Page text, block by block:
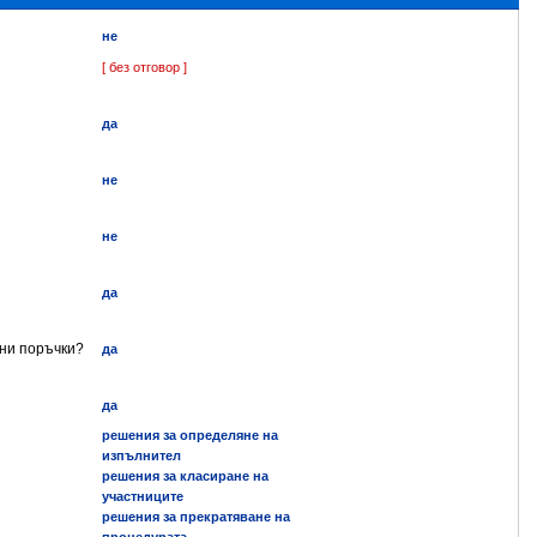
не
[ без отговор ]
да
не
не
да
поръчки? да
да
решения за определяне на
изпълнител
решения за класиране на
участниците
решения за прекратяване на